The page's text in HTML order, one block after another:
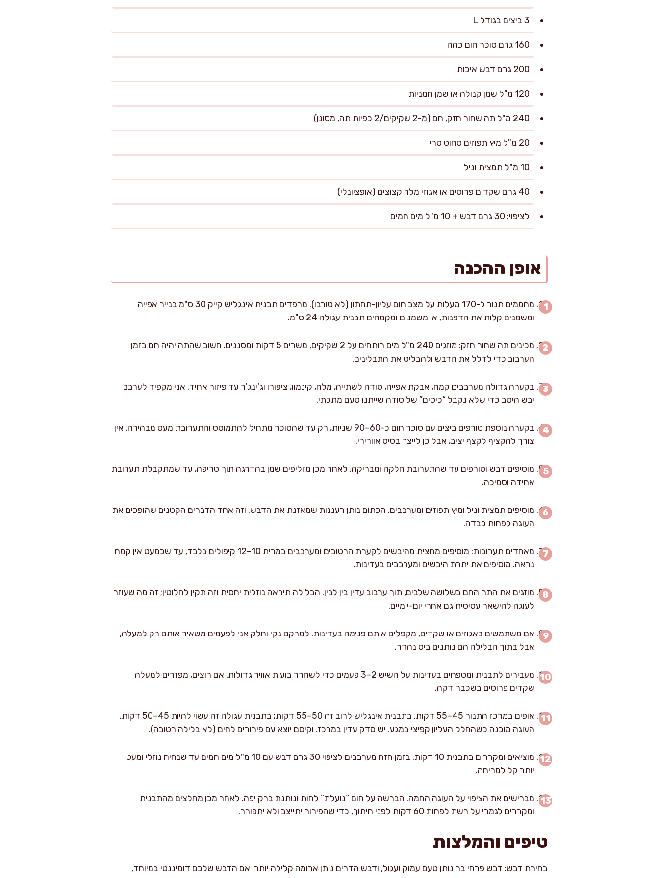
3 ביצים בגודל L
160 גרם סוכר חום כהה
200 גרם דבש איכותי
120 מ"ל שמן קנולה או שמן חמניות
240 מ"ל תה שחור חזק, חם (מ-2 שקיקים/2 כפיות תה, מסונן)
20 מ"ל מיץ תפוזים סחוט טרי
10 מ"ל תמצית וניל
40 גרם שקדים פרוסים או אגוזי מלך קצוצים (אופציונלי)
לציפוי: 30 גרם דבש + 10 מ"ל מים חמים
אופן ההכנה
מחממים תנור ל-170 מעלות על מצב חום עליון-תחתון (לא טורבו). מרפדים תבנית אינגליש קייק 30 ס"מ בנייר אפייה
ומשמנים קלות את הדפנות, או משמנים ומקמחים תבנית עגולה 24 ס"מ.
מכינים תה שחור חזק: מוזגים 240 מ"ל מים רותחים על 2 שקיקים, משרים 5 דקות ומסננים. חשוב שהתה יהיה חם בזמן
הערבוב כדי לדלל את הדבש ולהבליט את התבלינים.
בקערה גדולה מערבבים קמח, אבקת אפייה, סודה לשתייה, מלח, קינמון, ציפורן וג'ינג'ר עד פיזור אחיד. אני מקפיד לערבב
יבש היטב כדי שלא נקבל “כיסים” של סודה שייתנו טעם מתכתי.
בקערה נוספת טורפים ביצים עם סוכר חום כ-60–90 שניות, רק עד שהסוכר מתחיל להתמוסס והתערובת מעט מבהירה. אין
צורך להקציף לקצף יציב, אבל כן לייצר בסיס אוורירי.
מוסיפים דבש וטורפים עד שהתערובת חלקה ומבריקה. לאחר מכן מזליפים שמן בהדרגה תוך טריפה, עד שמתקבלת תערובת
אחידה וסמיכה.
מוסיפים תמצית וניל ומיץ תפוזים ומערבבים. הכתום נותן רעננות שמאזנת את הדבש, וזה אחד הדברים הקטנים שהופכים את
העוגה לפחות כבדה.
מאחדים תערובות: מוסיפים מחצית מהיבשים לקערת הרטובים ומערבבים במרית 10–12 קיפולים בלבד, עד שכמעט אין קמח
נראה. מוסיפים את יתרת היבשים ומערבבים בעדינות.
מוזגים את התה החם בשלושה שלבים, תוך ערבוב עדין בין לבין. הבלילה תיראה נוזלית יחסית וזה תקין לחלוטין; זה מה שעוזר
לעוגה להישאר עסיסית גם אחרי יום-יומיים.
אם משתמשים באגוזים או שקדים, מקפלים אותם פנימה בעדינות. למרקם נקי וחלק אני לפעמים משאיר אותם רק למעלה,
אבל בתוך הבלילה הם נותנים ביס נהדר.
מעבירים לתבנית ומטפחים בעדינות על השיש 2–3 פעמים כדי לשחרר בועות אוויר גדולות. אם רוצים, מפזרים למעלה
שקדים פרוסים בשכבה דקה.
אופים במרכז התנור 45–55 דקות. בתבנית אינגליש לרוב זה 50–55 דקות; בתבנית עגולה זה עשוי להיות 45–50 דקות.
העוגה מוכנה כשהחלק העליון קפיצי במגע, יש סדק עדין במרכז, וקיסם יוצא עם פירורים לחים (לא בלילה רטובה).
מוציאים ומקררים בתבנית 10 דקות. בזמן הזה מערבבים לציפוי 30 גרם דבש עם 10 מ"ל מים חמים עד שנהיה נוזלי ומעט
יותר קל למריחה.
מברישים את הציפוי על העוגה החמה. הברשה על חום “נועלת” לחות ונותנת ברק יפה. לאחר מכן מחלצים מהתבנית
ומקררים לגמרי על רשת לפחות 60 דקות לפני חיתוך, כדי שהפירור יתייצב ולא יתפורר.
טיפים והמלצות
בחירת דבש: דבש פרחי בר נותן טעם עמוק ועגול, ודבש הדרים נותן ארומה קלילה יותר. אם הדבש שלכם דומיננטי במיוחד,